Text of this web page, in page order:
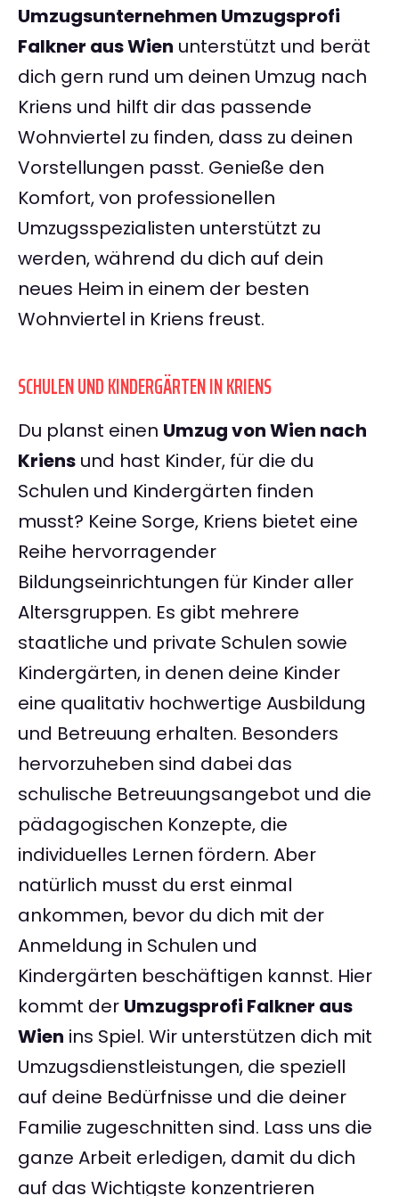
Umzugsunternehmen Umzugsprofi
Falkner aus Wien unterstützt und berät
dich gern rund um deinen Umzug nach
Kriens und hilft dir das passende
Wohnviertel zu finden, dass zu deinen
Vorstellungen passt. Genieße den
Komfort, von professionellen
Umzugsspezialisten unterstützt zu
werden, während du dich auf dein
neues Heim in einem der besten
Wohnviertel in Kriens freust.
SCHULEN UND KINDERGÄRTEN IN KRIENS
Du planst einen Umzug von Wien nach
Kriens und hast Kinder, für die du
Schulen und Kindergärten finden
musst? Keine Sorge, Kriens bietet eine
Reihe hervorragender
Bildungseinrichtungen für Kinder aller
Altersgruppen. Es gibt mehrere
staatliche und private Schulen sowie
Kindergärten, in denen deine Kinder
eine qualitativ hochwertige Ausbildung
und Betreuung erhalten. Besonders
hervorzuheben sind dabei das
schulische Betreuungsangebot und die
pädagogischen Konzepte, die
individuelles Lernen fördern. Aber
natürlich musst du erst einmal
ankommen, bevor du dich mit der
Anmeldung in Schulen und
Kindergärten beschäftigen kannst. Hier
kommt der Umzugsprofi Falkner aus
Wien ins Spiel. Wir unterstützen dich mit
Umzugsdienstleistungen, die speziell
auf deine Bedürfnisse und die deiner
Familie zugeschnitten sind. Lass uns die
ganze Arbeit erledigen, damit du dich
auf das Wichtigste konzentrieren